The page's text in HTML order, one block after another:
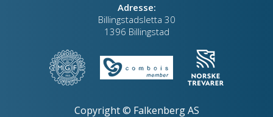
Adresse:
Billingstadsletta 30
1396 Billingstad
Copyright © Falkenberg AS